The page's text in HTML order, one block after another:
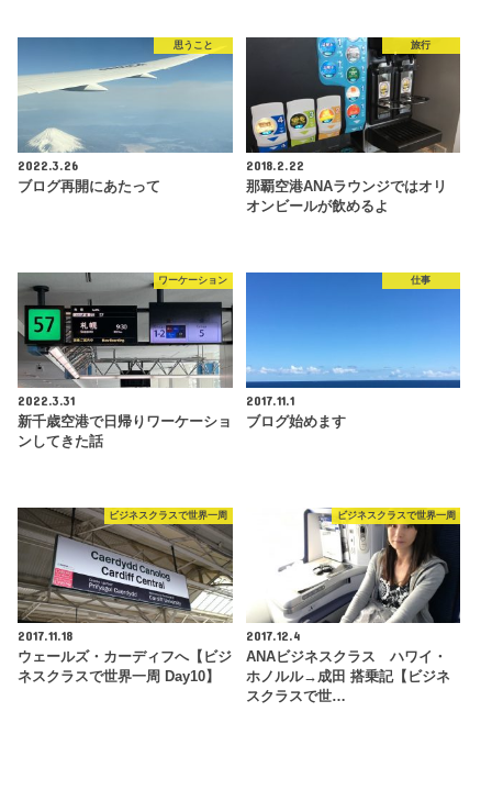
思うこと
2022.3.26
ブログ再開にあたって
旅行
2018.2.22
那覇空港ANAラウンジではオリ
オンビールが飲めるよ
ワーケーション
2022.3.31
新千歳空港で日帰りワーケーショ
ンしてきた話
仕事
2017.11.1
ブログ始めます
ビジネスクラスで世界一周
2017.11.18
ウェールズ・カーディフへ【ビジ
ネスクラスで世界一周 Day10】
ビジネスクラスで世界一周
2017.12.4
ANAビジネスクラス ハワイ・
ホノルル→成田 搭乗記【ビジネ
スクラスで世…